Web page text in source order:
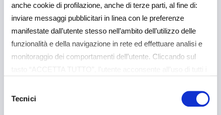
anche cookie di profilazione, anche di terze parti, al fine di:
inviare messaggi pubblicitari in linea con le preferenze
manifestate dall’utente stesso nell’ambito dell’utilizzo delle
funzionalità e della navigazione in rete ed effettuare analisi e
monitoraggio dei comportamenti dell’utente. Cliccando sul
analitici. Il consenso è facoltativo e può essere revocato in
qualsiasi momento. Se l’utente desidera gestire le proprie
delTecnici
Comunicato Stampa
anche